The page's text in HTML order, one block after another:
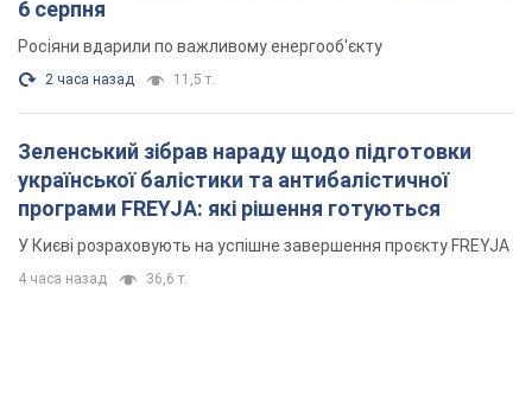
6 серпня
Росіяни вдарили по важливому енергооб'єкту
2 часа назад 11,5 т.
Зеленський зібрав нараду щодо підготовки
української балістики та антибалістичної
програми FREYJA: які рішення готуються
У Києві розраховують на успішне завершення проєкту FREYJA
4 часа назад 36,6 т.